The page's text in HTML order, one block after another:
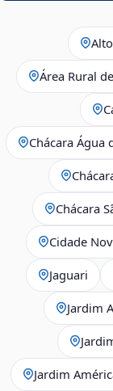
Área Rural
Chácara Água
Chácara
Cidade
Jaguari
Jardim
Jardim